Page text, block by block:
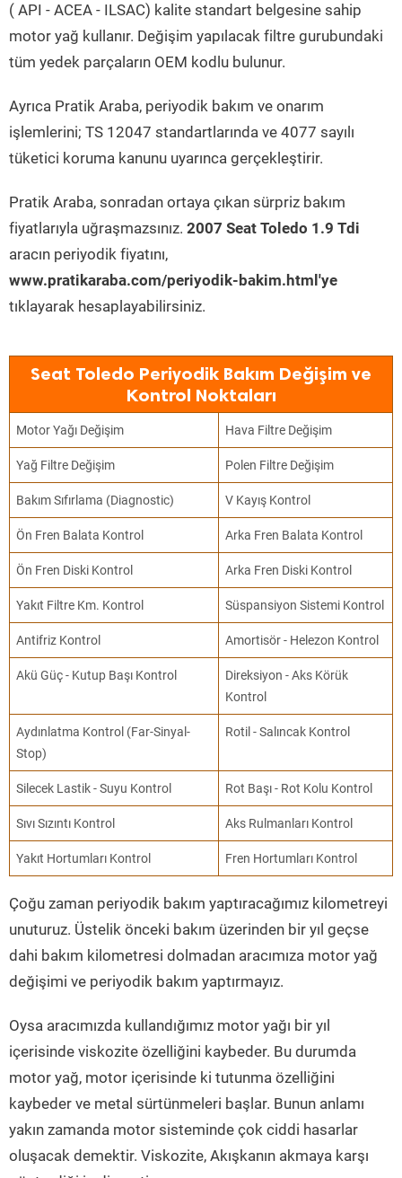
( API - ACEA - ILSAC) kalite standart belgesine sahip
motor yağ kullanır. Değişim yapılacak filtre gurubundaki
tüm yedek parçaların OEM kodlu bulunur.
Ayrıca Pratik Araba, periyodik bakım ve onarım
işlemlerini; TS 12047 standartlarında ve 4077 sayılı
tüketici koruma kanunu uyarınca gerçekleştirir.
Pratik Araba, sonradan ortaya çıkan sürpriz bakım
fiyatlarıyla uğraşmazsınız. 2007 Seat Toledo 1.9 Tdi
aracın periyodik fiyatını,
www.pratikaraba.com/periyodik-bakim.html'ye
tıklayarak hesaplayabilirsiniz.
Seat Toledo Periyodik Bakım Değişim ve
Kontrol Noktaları
Motor Yağı Değişim Hava Filtre Değişim
Yağ Filtre Değişim Polen Filtre Değişim
Bakım Sıfırlama (Diagnostic) V Kayış Kontrol
Ön Fren Balata Kontrol Arka Fren Balata Kontrol
Ön Fren Diski Kontrol Arka Fren Diski Kontrol
Yakıt Filtre Km. Kontrol Süspansiyon Sistemi Kontrol
Antifriz Kontrol Amortisör - Helezon Kontrol
Akü Güç - Kutup Başı Kontrol
Direksiyon - Aks Körük
Kontrol
Aydınlatma Kontrol (Far-Sinyal-
Stop)
Rotil - Salıncak Kontrol
Silecek Lastik - Suyu Kontrol Rot Başı - Rot Kolu Kontrol
Sıvı Sızıntı Kontrol Aks Rulmanları Kontrol
Yakıt Hortumları Kontrol Fren Hortumları Kontrol
Çoğu zaman periyodik bakım yaptıracağımız kilometreyi
unuturuz. Üstelik önceki bakım üzerinden bir yıl geçse
dahi bakım kilometresi dolmadan aracımıza motor yağ
değişimi ve periyodik bakım yaptırmayız.
Oysa aracımızda kullandığımız motor yağı bir yıl
içerisinde viskozite özelliğini kaybeder. Bu durumda
motor yağ, motor içerisinde ki tutunma özelliğini
kaybeder ve metal sürtünmeleri başlar. Bunun anlamı
yakın zamanda motor sisteminde çok ciddi hasarlar
oluşacak demektir. Viskozite, Akışkanın akmaya karşı